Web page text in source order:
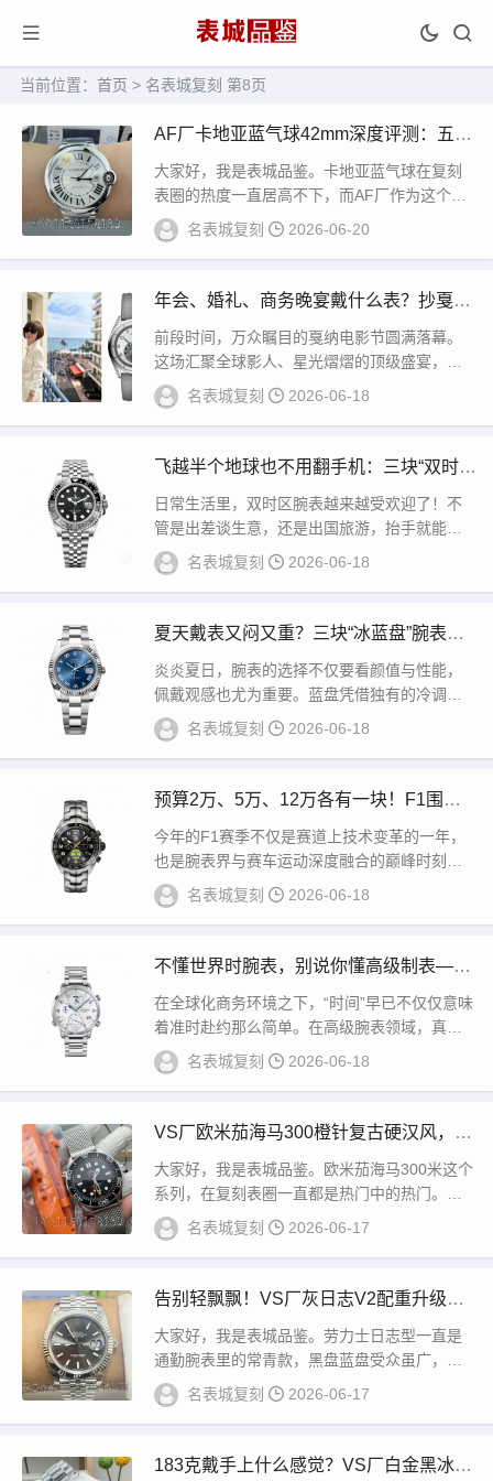
当前位置： 首页 > 名表城复刻 第8页
AF厂卡地亚蓝气球42mm深度评测：五层
鱼眼气泡纹+烤蓝针，经典永不过时
大家好，我是表城品鉴。卡地亚蓝气球在复刻
表圈的热度一直居高不下，而AF厂作为这个领
域的“老牌劲旅”，他们家的蓝气球几乎成了很多
表...
名表城复刻 2026-06-20
年会、婚礼、商务晚宴戴什么表？抄戛纳
明星的红毯作业就对了
前段时间，万众瞩目的戛纳电影节圆满落幕。
这场汇聚全球影人、星光熠熠的顶级盛宴，不
仅是优秀影片与新锐导演的角逐舞台，红毯之
上一众明...
名表城复刻 2026-06-18
飞越半个地球也不用翻手机：三块“双时
区”腕表，商务精英的腕间利器
日常生活里，双时区腕表越来越受欢迎了！不
管是出差谈生意，还是出国旅游，抬手就能同
时看到两个时区，再也不用翻手机查时区，方
便又省心...
名表城复刻 2026-06-18
夏天戴表又闷又重？三块“冰蓝盘”腕表，
戴上手腕直降5℃
炎炎夏日，腕表的选择不仅要看颜值与性能，
佩戴观感也尤为重要。蓝盘凭借独有的冷调质
感，成为夏季表款的热门之选，既能打破穿搭
的单调，...
名表城复刻 2026-06-18
预算2万、5万、12万各有一块！F1围场
洗牌后最值得买的联名表
今年的F1赛季不仅是赛道上技术变革的一年，
也是腕表界与赛车运动深度融合的巅峰时刻。
随着LVMH集团旗下的泰格豪雅正式接替劳力士
成...
名表城复刻 2026-06-18
不懂世界时腕表，别说你懂高级制表——
三枚教科书级作品一次看够
在全球化商务环境之下，“时间”早已不仅仅意味
着准时赴约那么简单。在高级腕表领域，真正
优秀的世界时腕表，往往需要同时兼顾三个维
度：...
名表城复刻 2026-06-18
VS厂欧米茄海马300橙针复古硬汉风，通
勤休闲两不误
大家好，我是表城品鉴。欧米茄海马300米这个
系列，在复刻表圈一直都是热门中的热门。款
式多、配色杂、版本乱，这是很多刚入坑的表
友最...
名表城复刻 2026-06-17
告别轻飘飘！VS厂灰日志V2配重升级，
上手就是原版压手感
大家好，我是表城品鉴。劳力士日志型一直是
通勤腕表里的常青款，黑盘蓝盘受众虽广，但
近两年灰盘日志的热度一路走高，低调高级的
灰色调不...
名表城复刻 2026-06-17
183克戴手上什么感觉？VS厂白金黑冰糖